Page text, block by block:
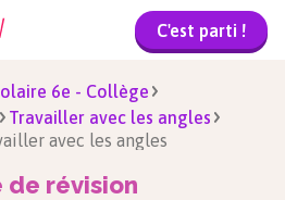
C'est parti !
6e - Collège
Travailler avec les angles
avec les angles
de révision